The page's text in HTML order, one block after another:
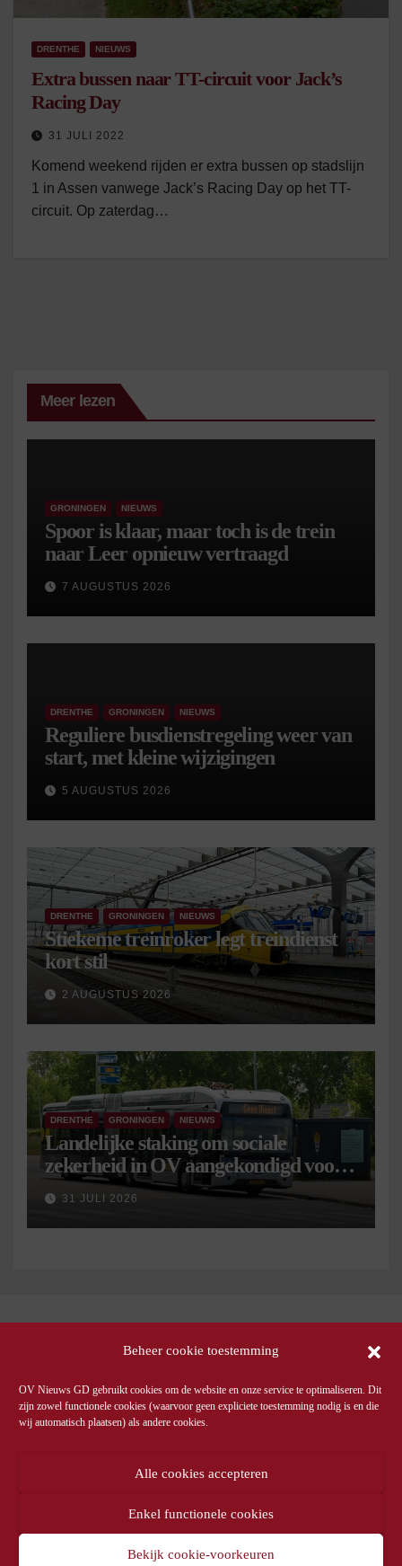
Beheer cookie toestemming
OV Nieuws GD gebruikt cookies om de website en onze service te optimaliseren. Dit
zijn zowel functionele cookies (waarvoor geen expliciete toestemming nodig is en die
wij automatisch plaatsen) als andere cookies.
Alle cookies accepteren
Enkel functionele cookies
Bekijk cookie-voorkeuren
DRENTHE NIEUWS
Extra bussen naar TT-circuit voor Jack’s
Racing Day
31 JULI 2022
Komend weekend rijden er extra bussen op stadslijn
1 in Assen vanwege Jack’s Racing Day op het TT-
circuit. Op zaterdag…
Meer lezen
GRONINGEN NIEUWS
Spoor is klaar, maar toch is de trein
naar Leer opnieuw vertraagd
7 AUGUSTUS 2026
DRENTHE GRONINGEN NIEUWS
Reguliere busdienstregeling weer van
start, met kleine wijzigingen
5 AUGUSTUS 2026
DRENTHE GRONINGEN NIEUWS
Stiekeme treinroker legt treindienst
kort stil
2 AUGUSTUS 2026
DRENTHE GRONINGEN NIEUWS
Landelijke staking om sociale
zekerheid in OV aangekondigd voor 9
september
31 JULI 2026
© OV Nieuws GD - Privacyverklaring